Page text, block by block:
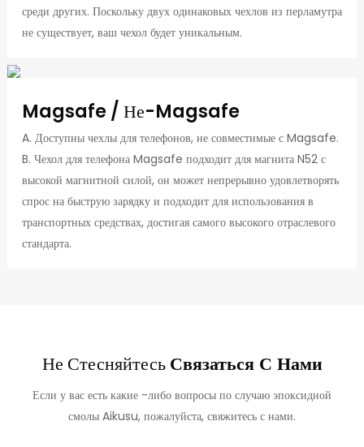
среди других. Поскольку двух одинаковых чехлов из перламутра
не существует, ваш чехол будет уникальным.
Magsafe / Не-Magsafe
A. Доступны чехлы для телефонов, не совместимые с Magsafe.
B. Чехол для телефона Magsafe подходит для магнита N52 с
высокой магнитной силой, он может непрерывно удовлетворять
спрос на быструю зарядку и подходит для использования в
транспортных средствах, достигая самого высокого отраслевого
стандарта.
Не СтесняйтесьСвязаться С Нами
Если у вас есть какие -либо вопросы по случаю эпоксидной
смолы Aikusu, пожалуйста, свяжитесь с нами.